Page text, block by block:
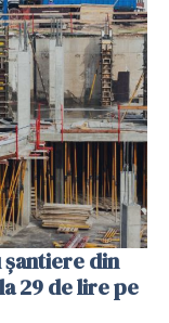
din
29 de lire pe